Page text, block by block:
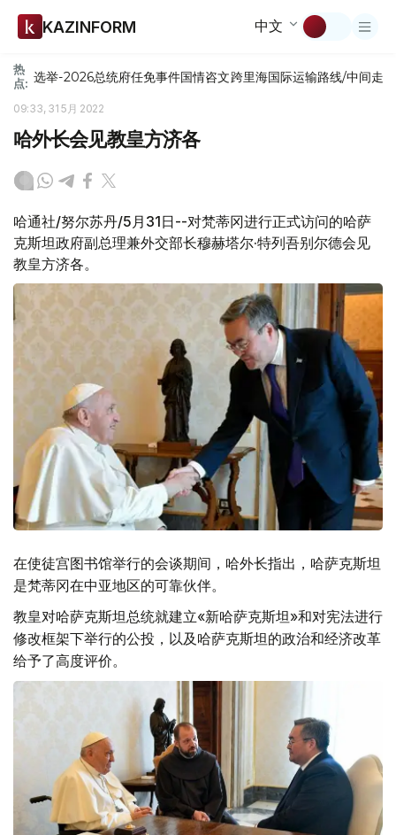
KAZINFORM 中文
热
点: 选举-2026总统府任免事件国情咨文跨里海国际运输路线/中间走廊
09:33, 31 5月 2022
哈外长会见教皇方济各
哈通社/努尔苏丹/5月31日--对梵蒂冈进行正式访问的哈萨
克斯坦政府副总理兼外交部长穆赫塔尔·特列吾别尔德会见
教皇方济各。
在使徒宫图书馆举行的会谈期间，哈外长指出，哈萨克斯坦
是梵蒂冈在中亚地区的可靠伙伴。
教皇对哈萨克斯坦总统就建立«新哈萨克斯坦»和对宪法进行
修改框架下举行的公投，以及哈萨克斯坦的政治和经济改革
给予了高度评价。